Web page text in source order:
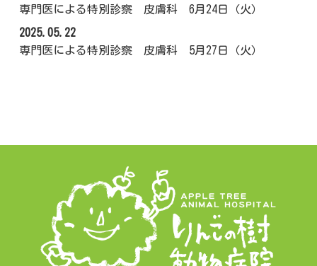
専門医による特別診察 皮膚科 6月24日（火）
2025.05.22
専門医による特別診察 皮膚科 5月27日（火）